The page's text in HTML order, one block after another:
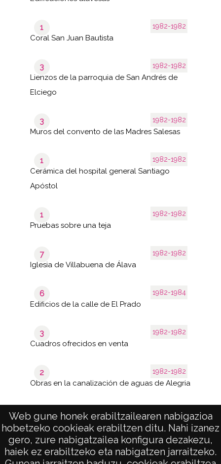
Web gune honek erabiltzailearen nabigazioa
hobetzeko cookieak erabiltzen ditu. Nahi izanez
gero, zure nabigatzailea konfigura dezakezu,
haiek ez erabiltzeko eta nabigatzen jarraitzeko.
1982-1982
1
Coral San Juan Bautista
1982-1982
3
Lienzos de la parroquia de San Andrés de
Elciego
1982-1982
3
Muros del convento de las Madres Salesas
1982-1982
1
Cerámica del hospital general Santiago
Apóstol
1982-1982
1
Pruebas sobre una teja
1982-1982
7
Iglesia de Villabuena de Álava
1982-1984
6
Edificios de la calle de El Prado
1982-1982
3
Cuadros ofrecidos en venta
1982-1982
2
Obras en la canalización de aguas de Alegria
de 1
páginas
1–24
de 24
results